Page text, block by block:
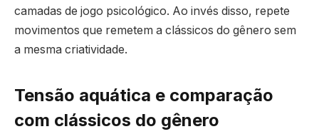
camadas de jogo psicológico. Ao invés disso, repete
movimentos que remetem a clássicos do gênero sem
a mesma criatividade.
Tensão aquática e comparação
com clássicos do gênero